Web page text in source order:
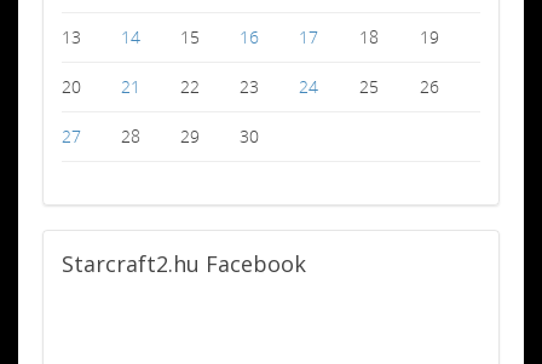
13 14 15 16 17 18 19
20 21 22 23 24 25 26
27 28 29 30
Starcraft2.hu Facebook